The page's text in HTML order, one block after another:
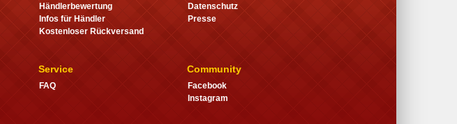
Händlerbewertung
Infos für Händler
Kostenloser Rückversand
Service
FAQ
Datenschutz
Presse
Community
Facebook
Instagram